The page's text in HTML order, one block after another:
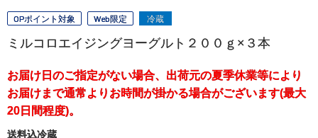
OPポイント対象 Web限定 冷蔵
ミルコロエイジングヨーグルト２００ｇ×３本
お届け日のご指定がない場合、出荷元の夏季休業等により
お届けまで通常よりお時間が掛かる場合がございます(最大
20日間程度)。
送料込冷蔵